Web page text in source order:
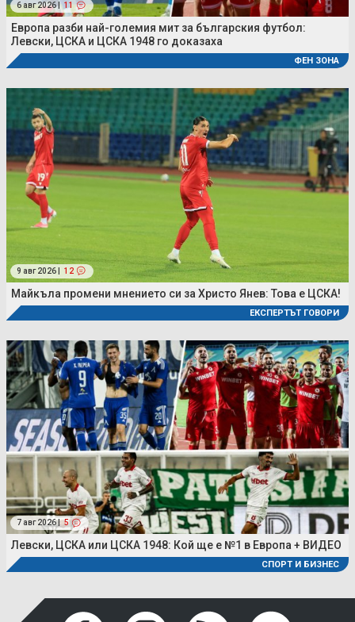
6 авг 2026 | 11
Европа разби най-големия мит за българския футбол:
Левски, ЦСКА и ЦСКА 1948 го доказаха
ФЕН ЗОНА
9 авг 2026 | 12
Майкъла промени мнението си за Христо Янев: Това е ЦСКА!
ЕКСПЕРТЪТ ГОВОРИ
7 авг 2026 | 5
Левски, ЦСКА или ЦСКА 1948: Кой ще е №1 в Европа + ВИДЕО
СПОРТ И БИЗНЕС